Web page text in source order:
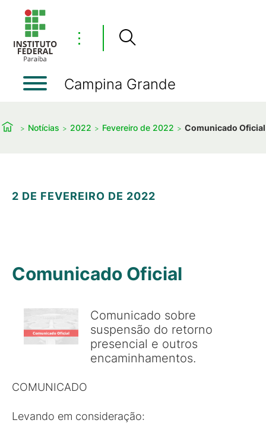
⋮
Campina Grande
Notícias 2022 Fevereiro de 2022 Comunicado Oficial
2 DE FEVEREIRO DE 2022
Comunicado Oficial
Comunicado sobre
suspensão do retorno
presencial e outros
encaminhamentos.
COMUNICADO
Levando em consideração: